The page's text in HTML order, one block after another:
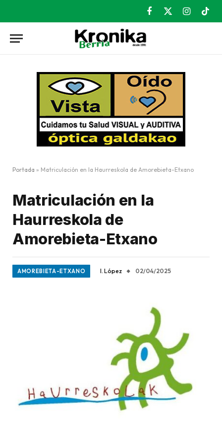
Facebook
X
Instagram
Portada » Matriculación en la Haurreskola de Amorebieta-Etxano
Matriculación en la
Haurreskola de
Amorebieta-Etxano
AMOREBIETA-ETXANO I. López 02/04/2025